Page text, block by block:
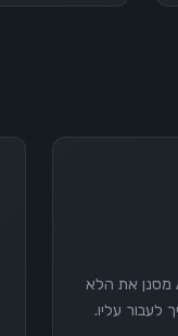
אלפי תמונות בכל אירוע — AI Culling מסנן את הלא
לעבור עליו.